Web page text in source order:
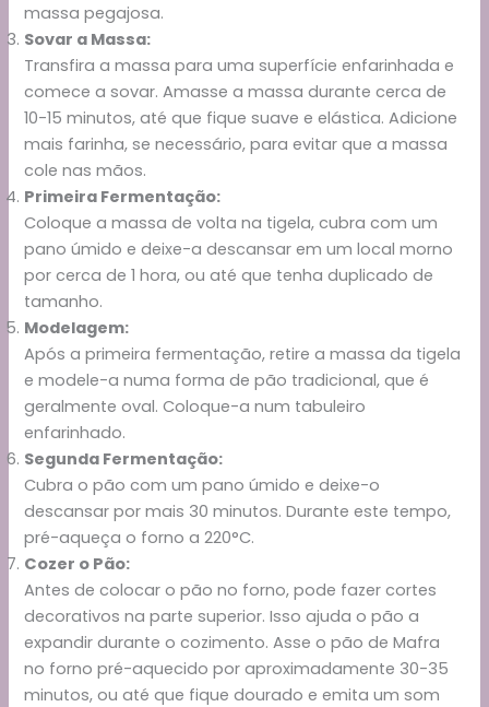
massa pegajosa.
Sovar a Massa:
Transfira a massa para uma superfície enfarinhada e
comece a sovar. Amasse a massa durante cerca de
10-15 minutos, até que fique suave e elástica. Adicione
mais farinha, se necessário, para evitar que a massa
cole nas mãos.
Primeira Fermentação:
Coloque a massa de volta na tigela, cubra com um
pano úmido e deixe-a descansar em um local morno
por cerca de 1 hora, ou até que tenha duplicado de
tamanho.
Modelagem:
Após a primeira fermentação, retire a massa da tigela
e modele-a numa forma de pão tradicional, que é
geralmente oval. Coloque-a num tabuleiro
enfarinhado.
Segunda Fermentação:
Cubra o pão com um pano úmido e deixe-o
descansar por mais 30 minutos. Durante este tempo,
pré-aqueça o forno a 220°C.
Cozer o Pão:
Antes de colocar o pão no forno, pode fazer cortes
decorativos na parte superior. Isso ajuda o pão a
expandir durante o cozimento. Asse o pão de Mafra
no forno pré-aquecido por aproximadamente 30-35
minutos, ou até que fique dourado e emita um som